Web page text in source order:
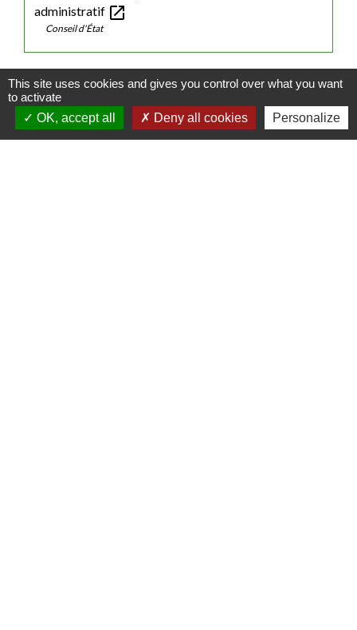
administratif open_in_new
Conseil d'État
Signaler une erreur sur cette page
This site uses cookies and gives you control over what you want
to activate
OK, accept all
Deny all cookies Personalize